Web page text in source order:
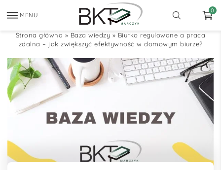
MENU
0
Strona główna » Baza wiedzy » Biurko regulowane a praca
zdalna – jak zwiększyć efektywność w domowym biurze?